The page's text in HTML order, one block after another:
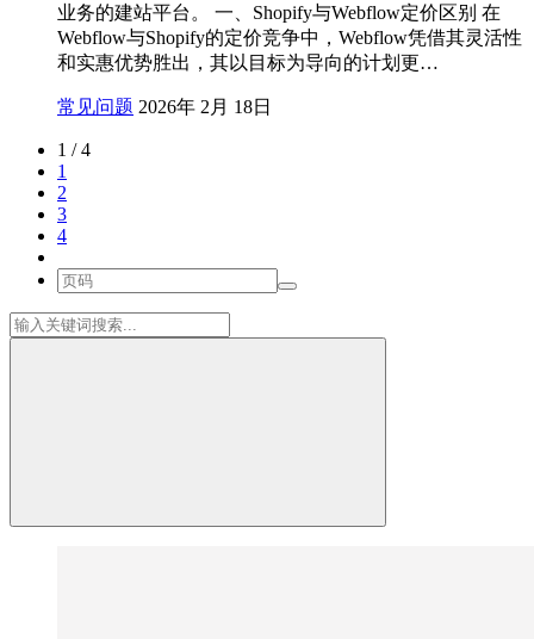
业务的建站平台。 一、Shopify与Webflow定价区别 在
Webflow与Shopify的定价竞争中，Webflow凭借其灵活性
和实惠优势胜出，其以目标为导向的计划更…
常见问题 2026年 2月 18日
1 / 4
1
2
3
4